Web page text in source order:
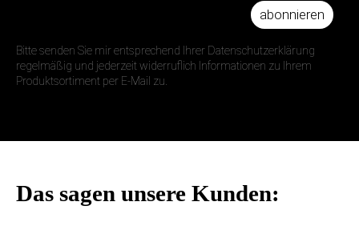
abonnieren
Bitte senden Sie mir entsprechend Ihrer Datenschutzerklärung
regelmäßig und jederzeit widerruflich Informationen zu Ihrem
Produktsortiment per E-Mail zu.
Das sagen unsere Kunden: